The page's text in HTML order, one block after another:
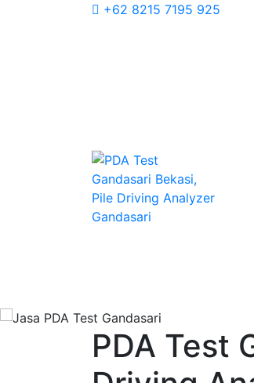
+62 8215 7195 925
PDA Test